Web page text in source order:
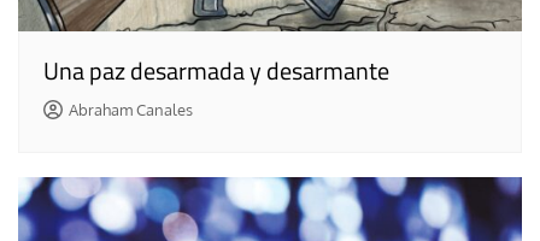
Una paz desarmada y desarmante
Abraham Canales